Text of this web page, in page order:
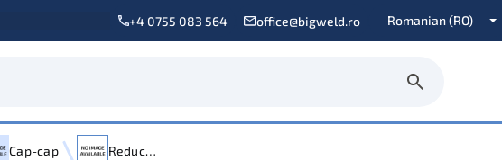
+4 0755 083 564 office@bigweld.ro
Cap-cap Reductie